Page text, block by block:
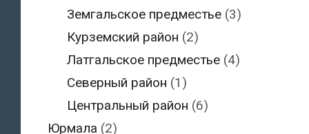
Земгальское предместье (3)
Курземский район (2)
Латгальское предместье (4)
Северный район (1)
Центральный район (6)
Юрмала (2)